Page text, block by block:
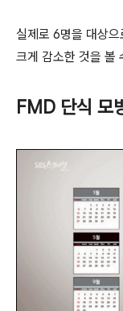
실제로 6명을 대상으
크게 감소한 것을 볼
FMD 단식 모